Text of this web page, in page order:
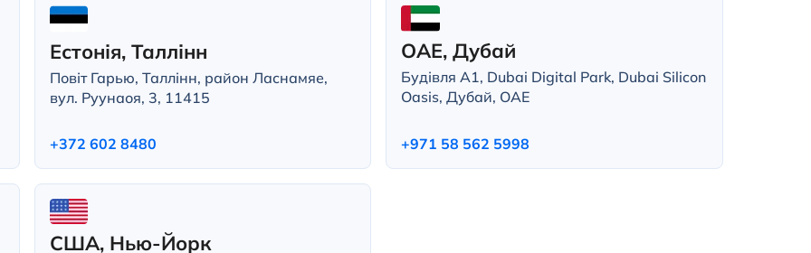
Естонія, Таллінн
Повіт Гарью, Таллінн, район Ласнамяе,
вул. Руунаоя, 3, 11415
+372 602 8480
ОАЕ, Дубай
Будівля A1, Dubai Digital Park, Dubai Silicon
Oasis, Дубай, ОАЕ
+971 58 562 5998
США, Нью-Йорк